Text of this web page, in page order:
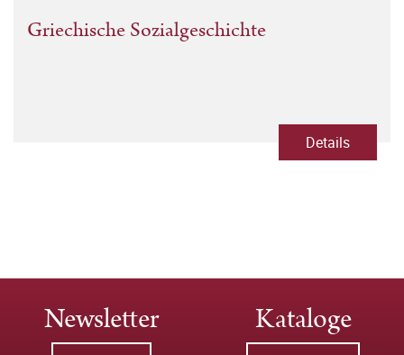
Griechische Sozialgeschichte
Details
Newsletter Kataloge